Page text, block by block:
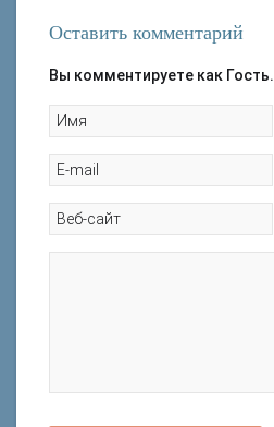
Оставить комментарий
Вы комментируете как Гость.